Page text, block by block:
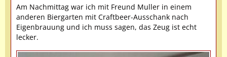
Am Nachmittag war ich mit Freund Muller in einem
anderen Biergarten mit Craftbeer-Ausschank nach
Eigenbrauung und ich muss sagen, das Zeug ist echt
lecker.